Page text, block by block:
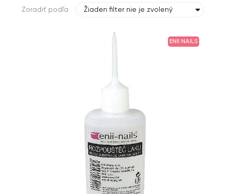
Zoradiť podľa Žiaden filter nie je zvolený
ENII NAILS